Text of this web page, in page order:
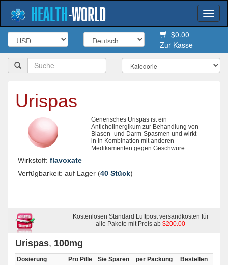
HEALTH-WORLD
$0.00
Zur Kasse
Urispas
Generisches Urispas ist ein
Anticholinergikum zur Behandlung von
Blasen- und Darm-Spasmen und wirkt
in in Kombination mit anderen
Medikamenten gegen Geschwüre.
Wirkstoff: flavoxate
Verfügbarkeit: auf Lager (40 Stück)
Kostenlosen Standard Luftpost versandkosten für
alle Pakete mit Preis ab$200.00
Urispas, 100mg
Dosierung Pro Pille Sie Sparen per Packung
Bestellen